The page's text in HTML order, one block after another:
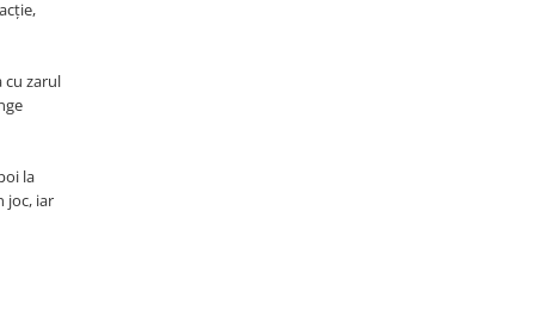
cu zarul
la
joc, iar